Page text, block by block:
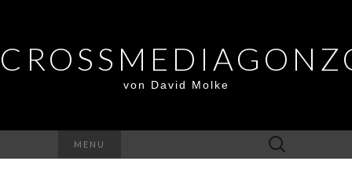
von David Molke
MENU
Suche
nach: